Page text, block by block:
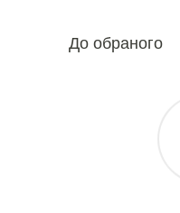
До обраного